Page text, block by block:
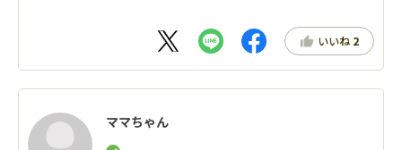
いいね 2
ママちゃん